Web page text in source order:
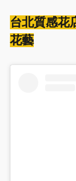
台北質感花
花藝